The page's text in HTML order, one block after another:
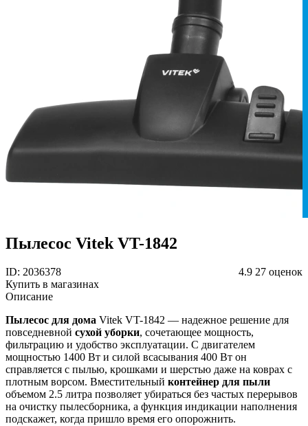
Пылесос Vitek VT-1842
ID: 2036378 4.9 27 оценок
Купить в магазинах
Описание
Пылесос для дома Vitek VT-1842 — надежное решение для
повседневной сухой уборки, сочетающее мощность,
фильтрацию и удобство эксплуатации. С двигателем
мощностью 1400 Вт и силой всасывания 400 Вт он
справляется с пылью, крошками и шерстью даже на коврах с
плотным ворсом. Вместительный контейнер для пыли
объемом 2.5 литра позволяет убираться без частых перерывов
на очистку пылесборника, а функция индикации наполнения
подскажет, когда пришло время его опорожнить.